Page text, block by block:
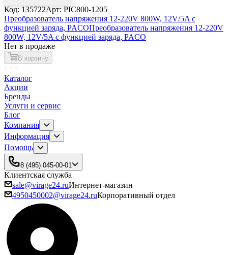
Код: 135722Арт: PIC800-1205
Преобразователь напряжения 12-220V 800W, 12V/5A с
функцией заряда, PACOПреобразователь напряжения 12-220V
800W, 12V/5A с функцией заряда, PACO
Нет в продаже
В корзину
Каталог
Акции
Бренды
Услуги и сервис
Блог
Компания
Информация
Помощь
8 (495) 045-00-01
Клиентская служба
sale@virage24.ruИнтернет-магазин
4950450002@virage24.ruКорпоративный отдел